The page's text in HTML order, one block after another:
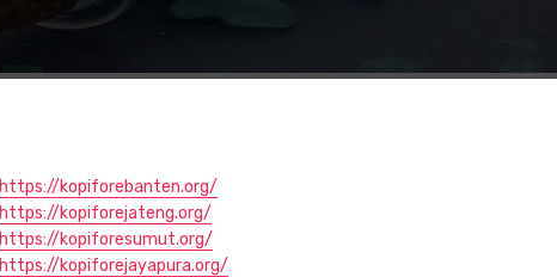
https://kopiforebanten.org/
https://kopiforejateng.org/
https://kopiforesumut.org/
https://kopiforejayapura.org/